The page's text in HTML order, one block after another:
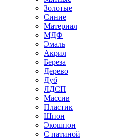
Золотые
Синие
Материал
МДФ
Эмаль
Акрил
Береза
Дерево
Дуб
ЛДСП
Массив
Пластик
Шпон
Экошпон
С патиной